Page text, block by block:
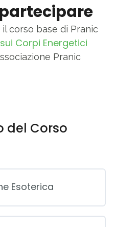
corso base di Pranic
Corpi Energetici
Pranic
del Corso
Esoterica